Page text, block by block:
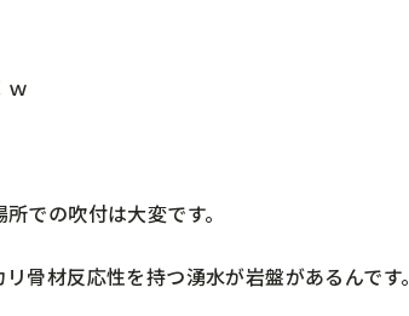
ｗ
での吹付は大変です。
骨材反応性を持つ湧水が岩盤があるんです。